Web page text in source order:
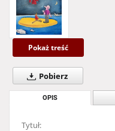
Pokaż treść
Pobierz
OPIS
Tytuł: